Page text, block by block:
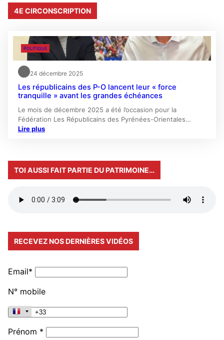
4E CIRCONSCRIPTION
POLITIQUE
24 décembre 2025
Les républicains des P-O lancent leur « force
tranquille » avant les grandes échéances
Le mois de décembre 2025 a été l’occasion pour la
Fédération Les Républicains des Pyrénées-Orientales…
Lire plus
TOI AUSSI FAIT PARTIE DU PATRIMOINE…
RECEVEZ NOS DERNIÈRES VIDÉOS
Email*
N° mobile
Prénom *